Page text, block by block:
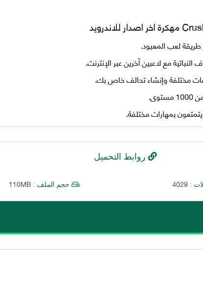
لعب المعبود.
مع لاعبين آخرين عبر الإنترنت.
مختلفة وإنشاء تحالف خاص بك.
روابط التحميل
:
4029 حجم الملف : 110MB